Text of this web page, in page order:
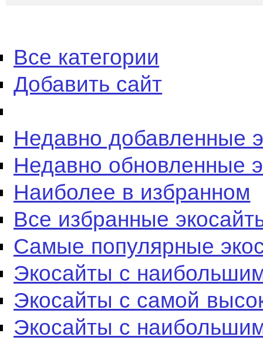
Все категории
Добавить сайт
Недавно добавленные
Недавно обновленные
Наиболее в избранном
Все избранные
Самые популярные
Экосайты с
Экосайты с самой
Экосайты с